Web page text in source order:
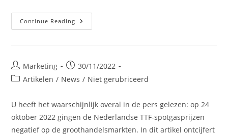
Continue Reading Belgische
Regeringsbeslissingen
Energiecrisis
Post
author:
Marketing
Post
published:
30/11/2022
PostArtikelen / News / Niet gerubriceerd
U heeft het waarschijnlijk overal in de pers gelezen: op 24
oktober 2022 gingen de Nederlandse TTF-spotgasprijzen
negatief op de groothandelsmarkten. In dit artikel ontcijfert